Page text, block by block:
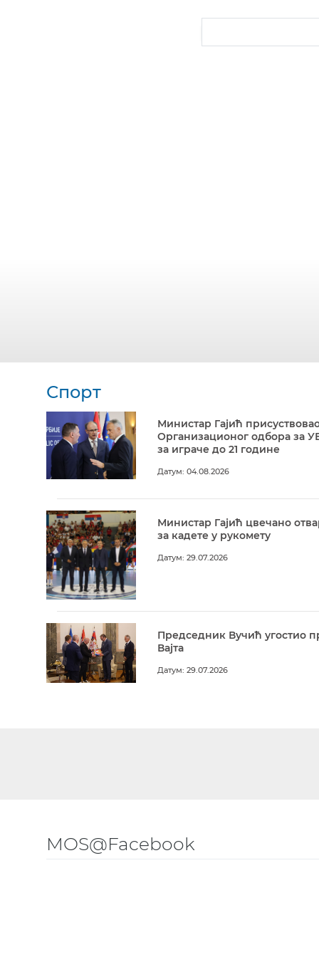
Спорт
Министар Гајић
Организационог одбора за
за играче до 21 године
Датум: 04.08.2026
Министар Гајић цвечано
за кадете у рукомету
Датум: 29.07.2026
Председник Вучић угостио
Вајта
Датум: 29.07.2026
MOS@Facebook